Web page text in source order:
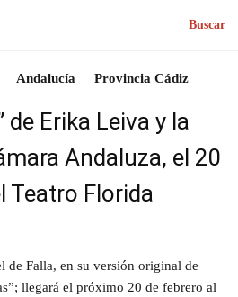
Buscar
Andalucía Provincia Cádiz
de Erika Leiva y la
Andaluza, el 20
Teatro Florida
de Falla, en su versión original de
llegará el próximo 20 de febrero al